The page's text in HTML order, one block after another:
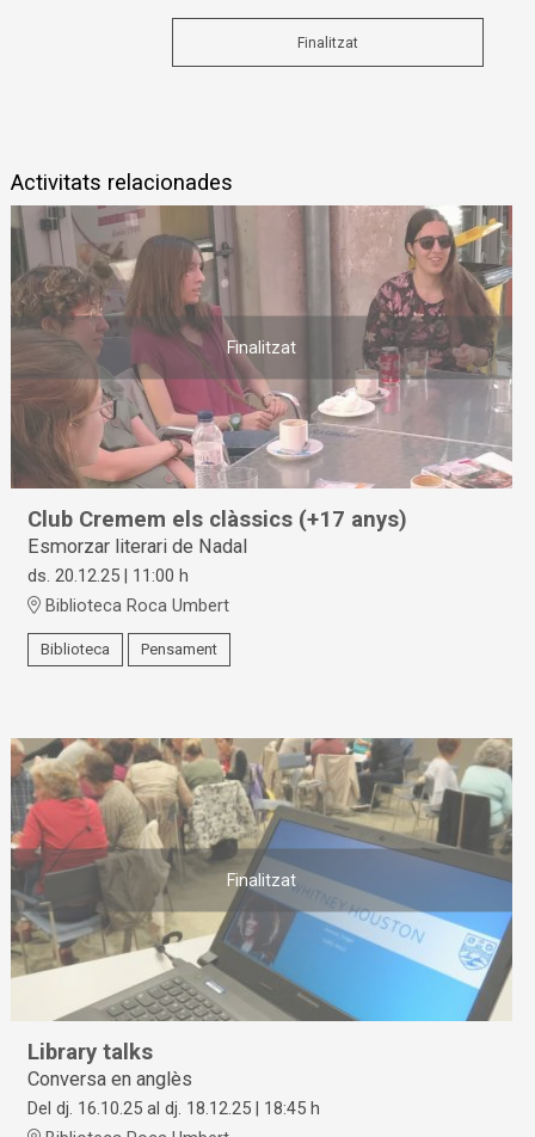
Finalitzat
Activitats relacionades
Finalitzat
Club Cremem els clàssics (+17 anys)
Esmorzar literari de Nadal
ds. 20.12.25 | 11:00 h
Biblioteca Roca Umbert
Biblioteca Pensament
Finalitzat
Library talks
Conversa en anglès
Del dj. 16.10.25 al dj. 18.12.25 | 18:45 h